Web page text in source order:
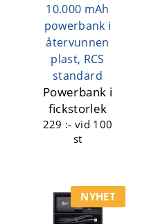
10.000 mAh
powerbank i
återvunnen
plast, RCS
standard
Powerbank i
fickstorlek
229 :- vid 100
st
NYHET